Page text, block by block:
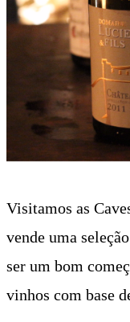
Visitamos as
vende uma
ser um bom
vinhos com base